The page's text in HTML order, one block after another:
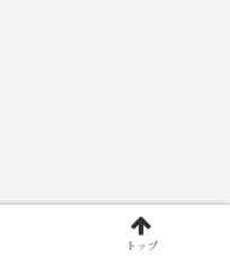
トップ